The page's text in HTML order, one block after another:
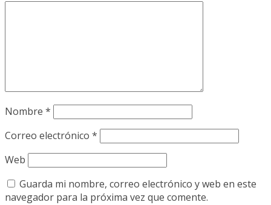
Nombre *
Correo electrónico *
Web
Guarda mi nombre, correo electrónico y web en este
navegador para la próxima vez que comente.